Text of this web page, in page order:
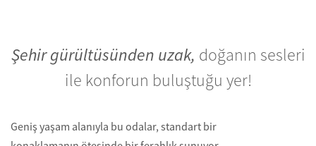
Şehir gürültüsünden uzak, doğanın sesleri
ile konforun buluştuğu yer!
Geniş yaşam alanıyla bu odalar, standart bir